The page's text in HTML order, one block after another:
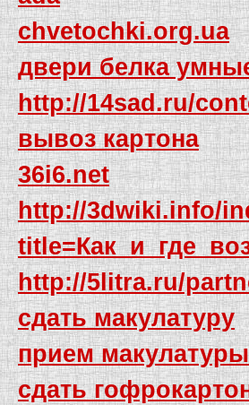
chvetochki.org.ua
двери белка
http://14sad.ru/
вывоз картона
36i6.net
http://3dwiki.info/
http://5litra.ru/
сдать макулатуру
прием макулатуры
сдать